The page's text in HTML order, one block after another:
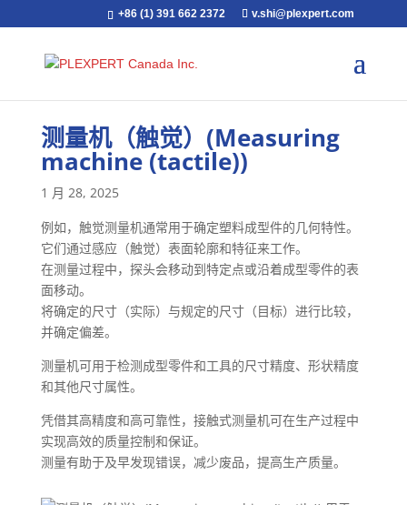
+86 (1) 391 662 2372 v.shi@plexpert.com
测量机（触觉）(Measuring
machine (tactile))
1 月 28, 2025
例如，触觉测量机通常用于确定塑料成型件的几何特性。
它们通过感应（触觉）表面轮廓和特征来工作。
在测量过程中，探头会移动到特定点或沿着成型零件的表
面移动。
将确定的尺寸（实际）与规定的尺寸（目标）进行比较，
并确定偏差。
测量机可用于检测成型零件和工具的尺寸精度、形状精度
和其他尺寸属性。
凭借其高精度和高可靠性，接触式测量机可在生产过程中
实现高效的质量控制和保证。
测量有助于及早发现错误，减少废品，提高生产质量。